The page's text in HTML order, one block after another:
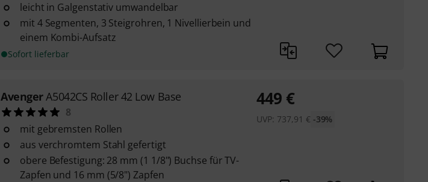
leicht in Galgenstativ umwandelbar
mit 4 Segmenten, 3 Steigrohren, 1 Nivellierbein und
einem Kombi-Aufsatz
Sofort lieferbar
AvengerA5042CS Roller 42 Low Base
8
mit gebremsten Rollen
aus verchromtem Stahl gefertigt
obere Befestigung: 28 mm (1 1/8") Buchse für TV-
Zapfen und 16 mm (5/8") Zapfen
449 €
UVP: 737,91 € -39%